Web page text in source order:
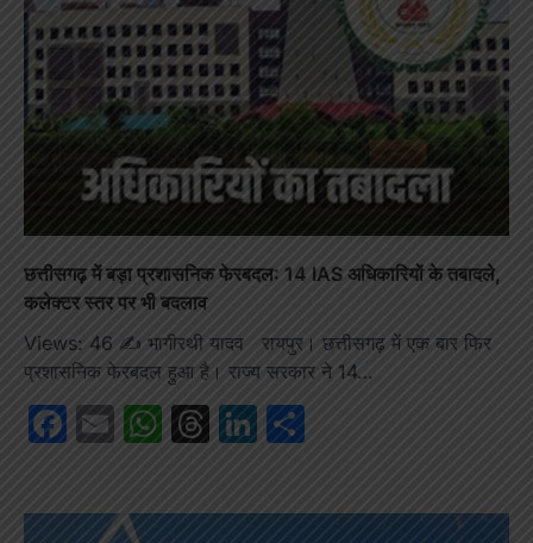
छत्तीसगढ़ में बड़ा प्रशासनिक फेरबदल: 14 IAS अधिकारियों के तबादले,
कलेक्टर स्तर पर भी बदलाव
Views: 46 ✍️ भागीरथी यादव रायपुर। छत्तीसगढ़ में एक बार फिर
प्रशासनिक फेरबदल हुआ है। राज्य सरकार ने 14…
Facebook
EmailWhatsApp
Threads
LinkedIn